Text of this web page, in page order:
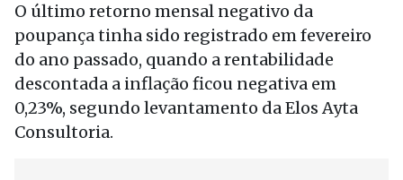
O último retorno mensal negativo da
poupança tinha sido registrado em fevereiro
do ano passado, quando a rentabilidade
descontada a inflação ficou negativa em
0,23%, segundo levantamento da Elos Ayta
Consultoria.